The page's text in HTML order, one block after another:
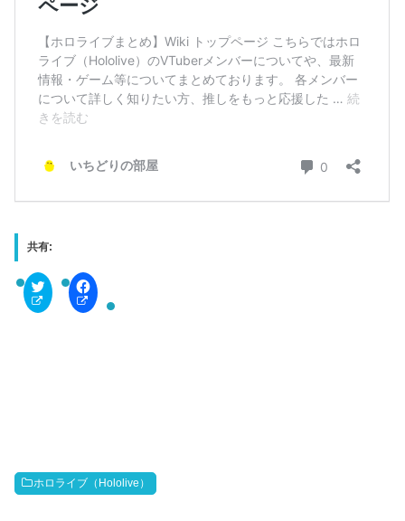
共有:
C
i
i
t
t
F
a
c
リ
ッ
ク
ホロライブ（Hololive）